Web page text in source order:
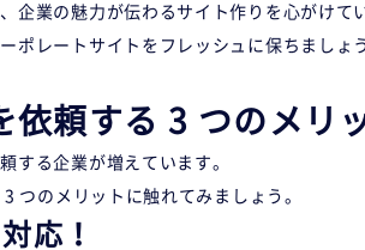
企業の魅力が伝わるサイト作りを心がけて
ポレートサイトをフレッシュに保ちましょ
依頼する 3 つのメリ
する企業が増えています。
つのメリットに触れてみましょう。
応！